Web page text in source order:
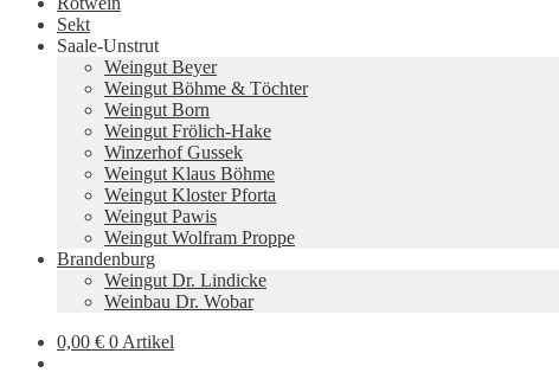
Sekt
Saale-Unstrut
Weingut Beyer
Weingut Böhme & Töchter
Weingut Born
Weingut Frölich-Hake
Winzerhof Gussek
Weingut Klaus Böhme
Weingut Kloster Pforta
Weingut Pawis
Weingut Wolfram Proppe
Brandenburg
Weingut Dr. Lindicke
Weinbau Dr. Wobar
0,00 € 0 Artikel